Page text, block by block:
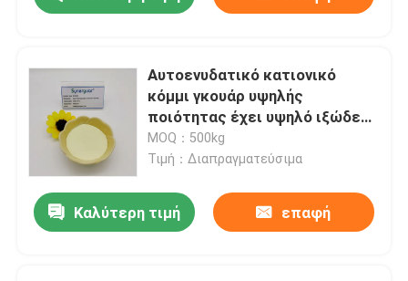
Αυτοενυδατικό κατιονικό
κόμμι γκουάρ υψηλής
ποιότητας έχει υψηλό ιξώδες
και μεσαίο βαθμό
υποκατάστασης για την
MOQ：500kg
Τιμή：Διαπραγματεύσιμα
Καλύτερη τιμή επαφή